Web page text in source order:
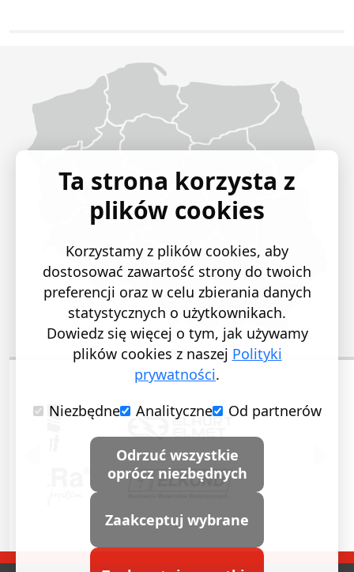
POPRZEDNI SLAJD
Ta strona korzysta z
plików cookies
Korzystamy z plików cookies, aby
dostosować zawartość strony do twoich
preferencji oraz w celu zbierania danych
statystycznych o użytkownikach.
Dowiedz się więcej o tym, jak używamy
plików cookies z naszej Polityki
prywatności.
Niezbędne
Analityczne Od partnerów
Odrzuć wszystkie
oprócz niezbędnych
Zaakceptuj wybrane